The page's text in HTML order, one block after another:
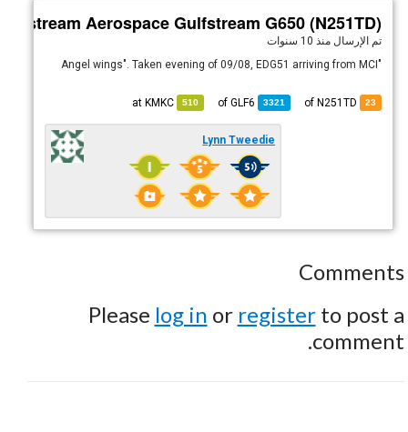
Aerospace Gulfstream G650 (N251TD)
تم الإرسالمنذ 10 سنوات
"Angel wings". Taken evening of 09/08, EDG51 arriving from MCI
23
3321
GLF6
510
at
KMKC
Lynn Tweedie
Comments
Please log in or registerto post a
comment.